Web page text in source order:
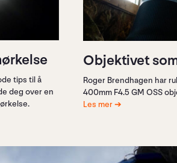
tips til å
deg over en
Objektivet
Roger Brendhagen har
400mm F4.5 GM OSS
Les mer